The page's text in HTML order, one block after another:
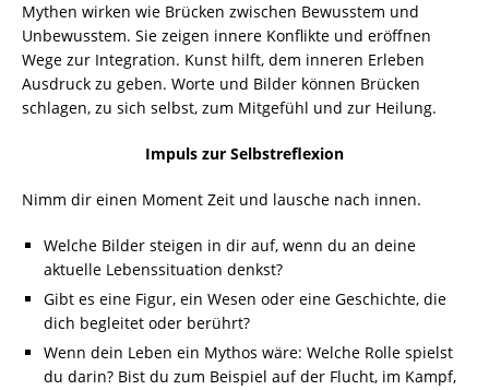
Mythen wirken wie Brücken zwischen Bewusstem und
Unbewusstem. Sie zeigen innere Konflikte und eröffnen
Wege zur Integration. Kunst hilft, dem inneren Erleben
Ausdruck zu geben. Worte und Bilder können Brücken
schlagen, zu sich selbst, zum Mitgefühl und zur Heilung.
Impuls zur Selbstreflexion
Nimm dir einen Moment Zeit und lausche nach innen.
Welche Bilder steigen in dir auf, wenn du an deine
aktuelle Lebenssituation denkst?
Gibt es eine Figur, ein Wesen oder eine Geschichte, die
dich begleitet oder berührt?
Wenn dein Leben ein Mythos wäre: Welche Rolle spielst
du darin? Bist du zum Beispiel auf der Flucht, im Kampf,